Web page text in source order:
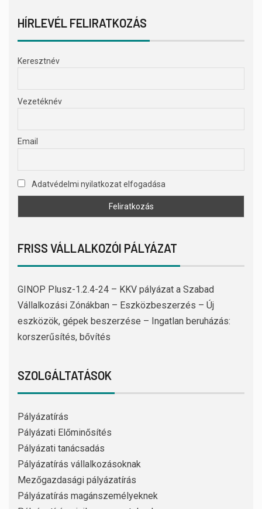
HÍRLEVÉL FELIRATKOZÁS
Keresztnév
Vezetéknév
Email
Adatvédelmi nyilatkozat elfogadása
FRISS VÁLLALKOZÓI PÁLYÁZAT
GINOP Plusz-1.2.4-24 – KKV pályázat a Szabad
Vállalkozási Zónákban – Eszközbeszerzés – Új
eszközök, gépek beszerzése – Ingatlan beruházás:
korszerűsítés, bővítés
SZOLGÁLTATÁSOK
Pályázatírás
Pályázati Előminősítés
Pályázati tanácsadás
Pályázatírás vállalkozásoknak
Mezőgazdasági pályázatírás
Pályázatírás magánszemélyeknek